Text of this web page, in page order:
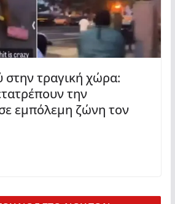
στην τραγική χώρα:
την
εμπόλεμη ζώνη τον